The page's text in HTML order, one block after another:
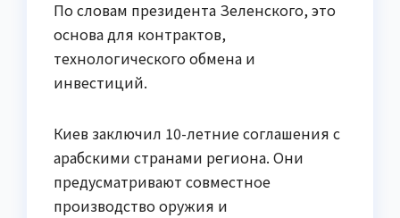
По словам президента Зеленского, это
основа для контрактов,
технологического обмена и
инвестиций.
Киев заключил 10-летние соглашения с
арабскими странами региона. Они
предусматривают совместное
производство оружия и